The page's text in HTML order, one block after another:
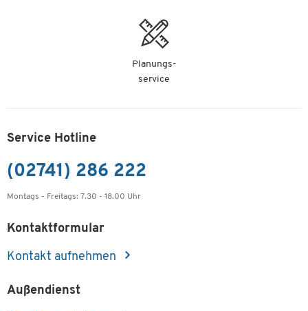
Planungs-
service
Service Hotline
(02741) 286 222
Montags - Freitags: 7.30 - 18.00 Uhr
Kontaktformular
Kontakt aufnehmen
Außendienst